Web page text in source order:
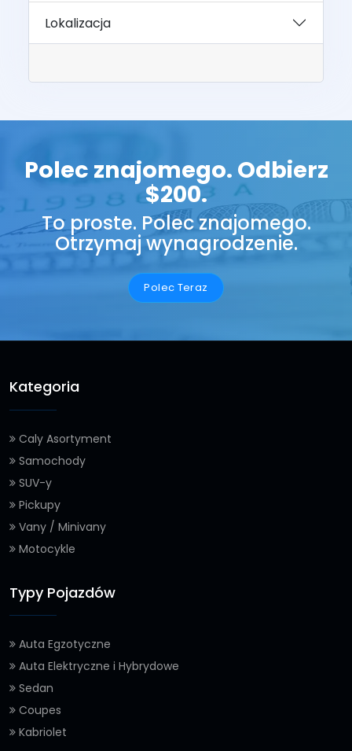
Lokalizacja
Polec znajomego. Odbierz
$200.
To proste. Polec znajomego.
Otrzymaj wynagrodzenie.
Polec Teraz
Kategoria
Caly Asortyment
Samochody
SUV-y
Pickupy
Vany / Minivany
Motocykle
Typy Pojazdów
Auta Egzotyczne
Auta Elektryczne i Hybrydowe
Sedan
Coupes
Kabriolet